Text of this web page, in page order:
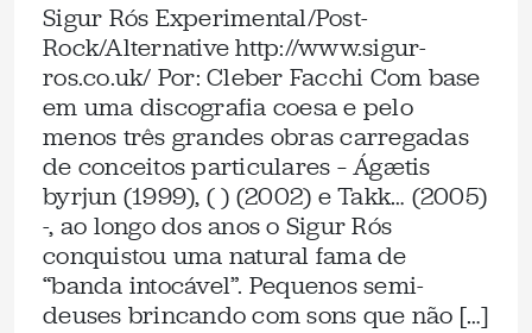
Sigur Rós Experimental/Post-
Rock/Alternative http://www.sigur-
ros.co.uk/ Por: Cleber Facchi Com base
em uma discografia coesa e pelo
menos três grandes obras carregadas
de conceitos particulares – Ágætis
byrjun (1999), ( ) (2002) e Takk… (2005)
-, ao longo dos anos o Sigur Rós
conquistou uma natural fama de
“banda intocável”. Pequenos semi-
deuses brincando com sons que não […]